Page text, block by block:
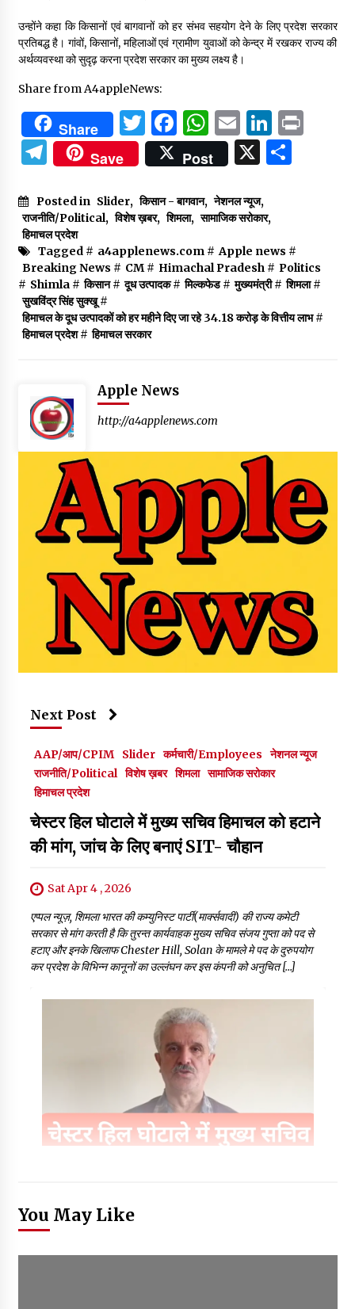
उन्होंने कहा कि किसानों एवं बागवानों को हर संभव सहयोग देने के लिए प्रदेश सरकार
प्रतिबद्ध है। गांवों, किसानों, महिलाओं एवं ग्रामीण युवाओं को केन्द्र में रखकर राज्य की
अर्थव्यवस्था को सुदृढ़ करना प्रदेश सरकार का मुख्य लक्ष्य है।
Share from A4appleNews:
Share Twitter
Facebook
WhatsApp
Email
Telegram
Save Post X
Posted in Slider, किसान - बागवान, नेशनल न्यूज,
राजनीति/Political, विशेष ख़बर, शिमला, सामाजिक सरोकार,
हिमाचल प्रदेश
Tagged # a4applenews.com # Apple news #
Breaking News # CM# Himachal Pradesh # Politics
# Shimla# किसान# दूध उत्पादक# मिल्कफेड# मुख्यमंत्री# शिमला#
सुखविंद्र सिंह सुक्खू#
हिमाचल के दूध उत्पादकों को हर महीने दिए जा रहे 34.18 करोड़ के वित्तीय लाभ#
हिमाचल प्रदेश# हिमाचल सरकार
Apple News
http://a4applenews.com
Next Post
AAP/आप/CPIM Slider कर्मचारी/Employees नेशनल न्यूज
राजनीति/Political विशेष ख़बर शिमला सामाजिक सरोकार
हिमाचल प्रदेश
चेस्टर हिल घोटाले में मुख्य सचिव हिमाचल को हटाने
की मांग, जांच के लिए बनाएं SIT- चौहान
Sat Apr 4 , 2026
एप्पल न्यूज़, शिमला भारत की कम्युनिस्ट पार्टी(मार्क्सवादी) की राज्य कमेटी
सरकार से मांग करती है कि तुरन्त कार्यवाहक मुख्य सचिव संजय गुप्ता को पद से
हटाए और इनके खिलाफ Chester Hill, Solan के मामले मे पद के दुरुपयोग
कर प्रदेश के विभिन्न कानूनों का उल्लंघन कर इस कंपनी को अनुचित […]
You May Like